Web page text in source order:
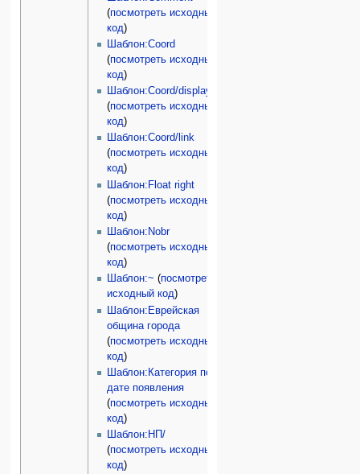
(посмотреть исходный
код)
Шаблон:Coord
(посмотреть исходный
код)
Шаблон:Coord/display
(посмотреть исходный
код)
Шаблон:Coord/link
(посмотреть исходный
код)
Шаблон:Float right
(посмотреть исходный
код)
Шаблон:Nobr
(посмотреть исходный
код)
Шаблон:~ (посмотреть
исходный код)
Шаблон:Еврейская
община города
(посмотреть исходный
код)
Шаблон:Категория по
дате появления
(посмотреть исходный
код)
Шаблон:НП/
(посмотреть исходный
код)